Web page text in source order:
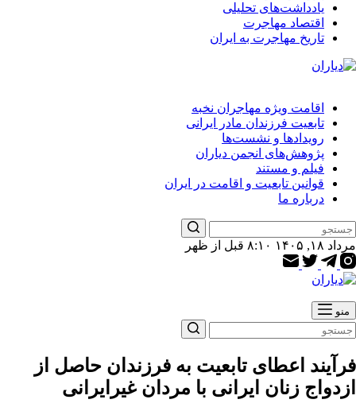
یادداشت‌های تحلیلی
اقتصاد مهاجرت
تاریخ مهاجرت به ایران
اقامت ویژه مهاجران نخبه
تابعیت فرزندان مادر ایرانی
رویدادها و نشست‌ها
پژوهش‌های انجمن دیاران
فیلم و مستند
قوانین تابعیت و اقامت در ایران
درباره ما
مرداد ۱۸, ۱۴۰۵ ۸:۱۰ قبل از ظهر
منو
فرآیند اعطای تابعیت به فرزندان حاصل از
ازدواج زنان ایرانی با مردان غیرایرانی